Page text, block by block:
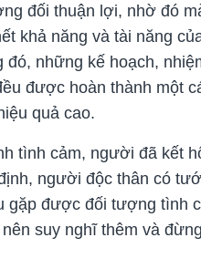
đối thuận lợi, nhờ đó
khả năng và tài năng
đó, những kế hoạch,
được hoàn thành một
quả cao.
tình cảm, người đã kết
người độc thân có
gặp được đối tượng tình
suy nghĩ thêm và